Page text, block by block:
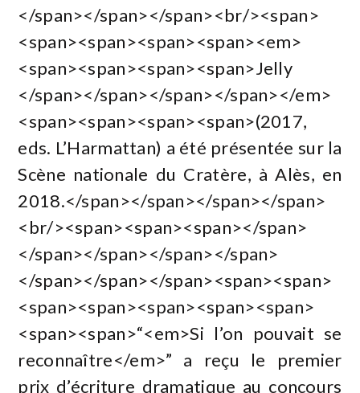
</span></span></span><br/><span>
<span><span><span><span><em>
<span><span><span><span>Jelly
</span></span></span></span></em>
<span><span><span><span>(2017,
eds. L’Harmattan) a été présentée sur la
Scène nationale du Cratère, à Alès, en
2018.</span></span></span></span>
<br/><span><span><span></span>
</span></span></span></span>
</span></span></span><span><span>
<span><span><span><span><span>
<span><span>“<em>Si l’on pouvait se
reconnaître</em>” a reçu le premier
prix d’écriture dramatique au concours